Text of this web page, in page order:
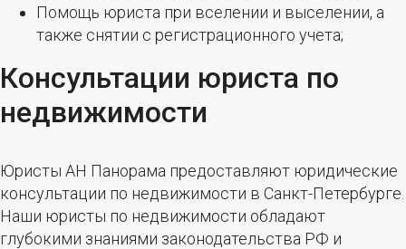
Помощь юриста при вселении и выселении, а
также снятии с регистрационного учета;
Консультации юриста по
недвижимости
Юристы АН Панорама предоставляют юридические
консультации по недвижимости в Санкт-Петербурге.
Наши юристы по недвижимости обладают
глубокими знаниями законодательства РФ и